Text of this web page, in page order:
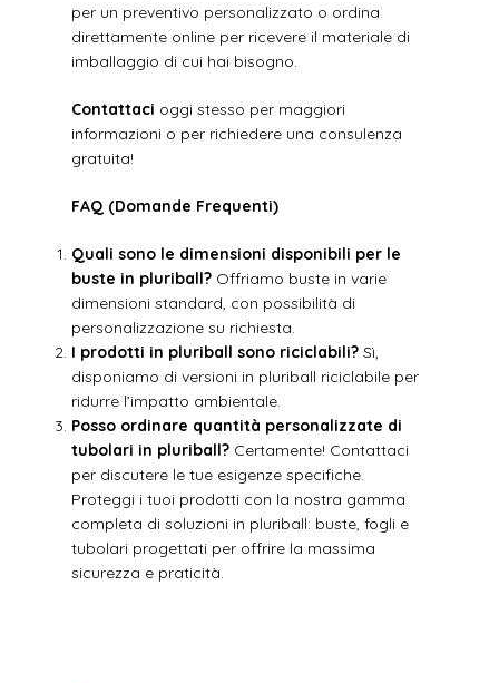
per un preventivo personalizzato o ordina
direttamente online per ricevere il materiale di
imballaggio di cui hai bisogno.
Contattaci oggi stesso per maggiori
informazioni o per richiedere una consulenza
gratuita!
FAQ (Domande Frequenti)
Quali sono le dimensioni disponibili per le
buste in pluriball? Offriamo buste in varie
dimensioni standard, con possibilità di
personalizzazione su richiesta.
I prodotti in pluriball sono riciclabili? Sì,
disponiamo di versioni in pluriball riciclabile per
ridurre l’impatto ambientale.
Posso ordinare quantità personalizzate di
tubolari in pluriball? Certamente! Contattaci
per discutere le tue esigenze specifiche.
Proteggi i tuoi prodotti con la nostra gamma
completa di soluzioni in pluriball: buste, fogli e
tubolari progettati per offrire la massima
sicurezza e praticità.